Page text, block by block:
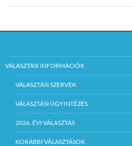
VÁLASZTÁSI INFORMÁCIÓK
VÁLASZTÁSI SZERVEK
VÁLASZTÁSI ÜGYINTÉZÉS
2026. ÉVI VÁLASZTÁS
KORÁBBI VÁLASZTÁSOK